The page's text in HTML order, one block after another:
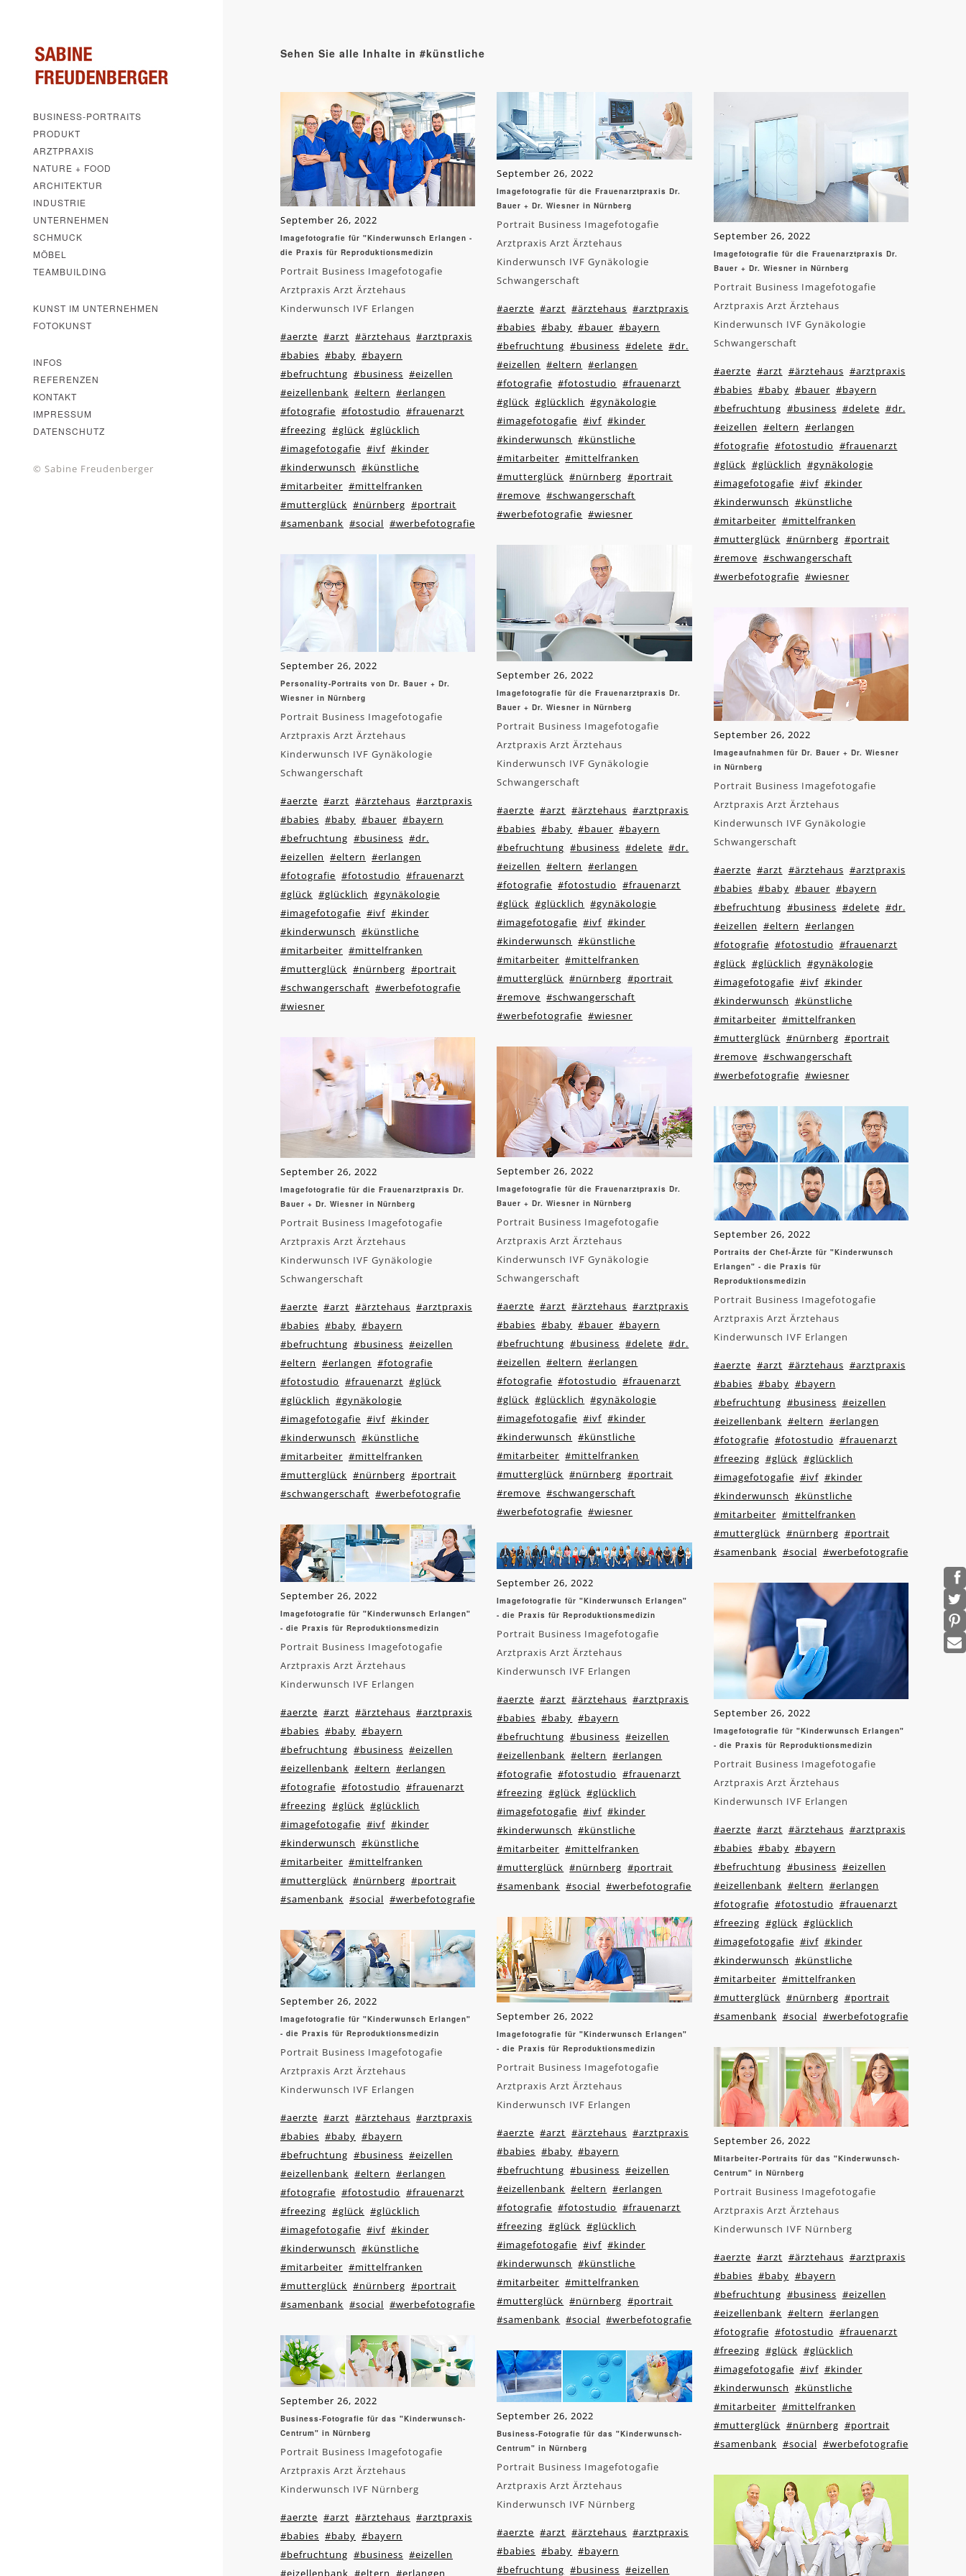
BUSINESS-PORTRAITS
PRODUKT
ARZTPRAXIS
NATURE + FOOD
ARCHITEKTUR
INDUSTRIE
UNTERNEHMEN
SCHMUCK
MÖBEL
TEAMBUILDING
KUNST IM UNTERNEHMEN
FOTOKUNST
INFOS
REFERENZEN
KONTAKT
IMPRESSUM
DATENSCHUTZ
© Sabine Freudenberger
Sehen Sie alle Inhalte in #künstliche
September 26, 2022
Imagefotografie für "Kinderwunsch Erlangen -
die Praxis für Reproduktionsmedizin
Portrait Business Imagefotogafie
Arztpraxis Arzt Ärztehaus
Kinderwunsch IVF Erlangen
#aerzte #arzt #ärztehaus #arztpraxis
#babies #baby #bayern
#befruchtung #business #eizellen
#eizellenbank #eltern #erlangen
#fotografie #fotostudio #frauenarzt
#freezing #glück #glücklich
#imagefotogafie #ivf #kinder
#kinderwunsch #künstliche
#mitarbeiter #mittelfranken
#mutterglück #nürnberg #portrait
#samenbank #social #werbefotografie
September 26, 2022
Personality-Portraits von Dr. Bauer + Dr.
Wiesner in Nürnberg
Portrait Business Imagefotogafie
Arztpraxis Arzt Ärztehaus
Kinderwunsch IVF Gynäkologie
Schwangerschaft
#aerzte #arzt #ärztehaus #arztpraxis
#babies #baby #bauer #bayern
#befruchtung #business #dr.
#eizellen #eltern #erlangen
#fotografie #fotostudio #frauenarzt
#glück #glücklich #gynäkologie
#imagefotogafie #ivf #kinder
#kinderwunsch #künstliche
#mitarbeiter #mittelfranken
#mutterglück #nürnberg #portrait
#schwangerschaft #werbefotografie
#wiesner
September 26, 2022
Imagefotografie für die Frauenarztpraxis Dr.
Bauer + Dr. Wiesner in Nürnberg
Portrait Business Imagefotogafie
Arztpraxis Arzt Ärztehaus
Kinderwunsch IVF Gynäkologie
Schwangerschaft
#aerzte #arzt #ärztehaus #arztpraxis
#babies #baby #bayern
#befruchtung #business #eizellen
#eltern #erlangen #fotografie
#fotostudio #frauenarzt #glück
#glücklich #gynäkologie
#imagefotogafie #ivf #kinder
#kinderwunsch #künstliche
#mitarbeiter #mittelfranken
#mutterglück #nürnberg #portrait
#schwangerschaft #werbefotografie
September 26, 2022
Imagefotografie für "Kinderwunsch Erlangen"
- die Praxis für Reproduktionsmedizin
Portrait Business Imagefotogafie
Arztpraxis Arzt Ärztehaus
Kinderwunsch IVF Erlangen
#aerzte #arzt #ärztehaus #arztpraxis
#babies #baby #bayern
#befruchtung #business #eizellen
#eizellenbank #eltern #erlangen
#fotografie #fotostudio #frauenarzt
#freezing #glück #glücklich
#imagefotogafie #ivf #kinder
#kinderwunsch #künstliche
#mitarbeiter #mittelfranken
#mutterglück #nürnberg #portrait
#samenbank #social #werbefotografie
September 26, 2022
Imagefotografie für "Kinderwunsch Erlangen"
- die Praxis für Reproduktionsmedizin
Portrait Business Imagefotogafie
Arztpraxis Arzt Ärztehaus
Kinderwunsch IVF Erlangen
#aerzte #arzt #ärztehaus #arztpraxis
#babies #baby #bayern
#befruchtung #business #eizellen
#eizellenbank #eltern #erlangen
#fotografie #fotostudio #frauenarzt
#freezing #glück #glücklich
#imagefotogafie #ivf #kinder
#kinderwunsch #künstliche
#mitarbeiter #mittelfranken
#mutterglück #nürnberg #portrait
#samenbank #social #werbefotografie
September 26, 2022
Business-Fotografie für das "Kinderwunsch-
Centrum" in Nürnberg
Portrait Business Imagefotogafie
Arztpraxis Arzt Ärztehaus
Kinderwunsch IVF Nürnberg
#aerzte #arzt #ärztehaus #arztpraxis
#babies #baby #bayern
#befruchtung #business #eizellen
#eizellenbank #eltern #erlangen
September 26, 2022
Imagefotografie für die Frauenarztpraxis Dr.
Bauer + Dr. Wiesner in Nürnberg
Portrait Business Imagefotogafie
Arztpraxis Arzt Ärztehaus
Kinderwunsch IVF Gynäkologie
Schwangerschaft
#aerzte #arzt #ärztehaus #arztpraxis
#babies #baby #bauer #bayern
#befruchtung #business #delete #dr.
#eizellen #eltern #erlangen
#fotografie #fotostudio #frauenarzt
#glück #glücklich #gynäkologie
#imagefotogafie #ivf #kinder
#kinderwunsch #künstliche
#mitarbeiter #mittelfranken
#mutterglück #nürnberg #portrait
#remove #schwangerschaft
#werbefotografie #wiesner
September 26, 2022
Imagefotografie für die Frauenarztpraxis Dr.
Bauer + Dr. Wiesner in Nürnberg
Portrait Business Imagefotogafie
Arztpraxis Arzt Ärztehaus
Kinderwunsch IVF Gynäkologie
Schwangerschaft
#aerzte #arzt #ärztehaus #arztpraxis
#babies #baby #bauer #bayern
#befruchtung #business #delete #dr.
#eizellen #eltern #erlangen
#fotografie #fotostudio #frauenarzt
#glück #glücklich #gynäkologie
#imagefotogafie #ivf #kinder
#kinderwunsch #künstliche
#mitarbeiter #mittelfranken
#mutterglück #nürnberg #portrait
#remove #schwangerschaft
#werbefotografie #wiesner
September 26, 2022
Imagefotografie für die Frauenarztpraxis Dr.
Bauer + Dr. Wiesner in Nürnberg
Portrait Business Imagefotogafie
Arztpraxis Arzt Ärztehaus
Kinderwunsch IVF Gynäkologie
Schwangerschaft
#aerzte #arzt #ärztehaus #arztpraxis
#babies #baby #bauer #bayern
#befruchtung #business #delete #dr.
#eizellen #eltern #erlangen
#fotografie #fotostudio #frauenarzt
#glück #glücklich #gynäkologie
#imagefotogafie #ivf #kinder
#kinderwunsch #künstliche
#mitarbeiter #mittelfranken
#mutterglück #nürnberg #portrait
#remove #schwangerschaft
#werbefotografie #wiesner
September 26, 2022
Imagefotografie für "Kinderwunsch Erlangen"
- die Praxis für Reproduktionsmedizin
Portrait Business Imagefotogafie
Arztpraxis Arzt Ärztehaus
Kinderwunsch IVF Erlangen
#aerzte #arzt #ärztehaus #arztpraxis
#babies #baby #bayern
#befruchtung #business #eizellen
#eizellenbank #eltern #erlangen
#fotografie #fotostudio #frauenarzt
#freezing #glück #glücklich
#imagefotogafie #ivf #kinder
#kinderwunsch #künstliche
#mitarbeiter #mittelfranken
#mutterglück #nürnberg #portrait
#samenbank #social #werbefotografie
September 26, 2022
Imagefotografie für "Kinderwunsch Erlangen"
- die Praxis für Reproduktionsmedizin
Portrait Business Imagefotogafie
Arztpraxis Arzt Ärztehaus
Kinderwunsch IVF Erlangen
#aerzte #arzt #ärztehaus #arztpraxis
#babies #baby #bayern
#befruchtung #business #eizellen
#eizellenbank #eltern #erlangen
#fotografie #fotostudio #frauenarzt
#freezing #glück #glücklich
#imagefotogafie #ivf #kinder
#kinderwunsch #künstliche
#mitarbeiter #mittelfranken
#mutterglück #nürnberg #portrait
#samenbank #social #werbefotografie
September 26, 2022
Business-Fotografie für das "Kinderwunsch-
Centrum" in Nürnberg
Portrait Business Imagefotogafie
Arztpraxis Arzt Ärztehaus
Kinderwunsch IVF Nürnberg
#aerzte #arzt #ärztehaus #arztpraxis
#babies #baby #bayern
#befruchtung #business #eizellen
September 26, 2022
Imagefotografie für die Frauenarztpraxis Dr.
Bauer + Dr. Wiesner in Nürnberg
Portrait Business Imagefotogafie
Arztpraxis Arzt Ärztehaus
Kinderwunsch IVF Gynäkologie
Schwangerschaft
#aerzte #arzt #ärztehaus #arztpraxis
#babies #baby #bauer #bayern
#befruchtung #business #delete #dr.
#eizellen #eltern #erlangen
#fotografie #fotostudio #frauenarzt
#glück #glücklich #gynäkologie
#imagefotogafie #ivf #kinder
#kinderwunsch #künstliche
#mitarbeiter #mittelfranken
#mutterglück #nürnberg #portrait
#remove #schwangerschaft
#werbefotografie #wiesner
September 26, 2022
Imageaufnahmen für Dr. Bauer + Dr. Wiesner
in Nürnberg
Portrait Business Imagefotogafie
Arztpraxis Arzt Ärztehaus
Kinderwunsch IVF Gynäkologie
Schwangerschaft
#aerzte #arzt #ärztehaus #arztpraxis
#babies #baby #bauer #bayern
#befruchtung #business #delete #dr.
#eizellen #eltern #erlangen
#fotografie #fotostudio #frauenarzt
#glück #glücklich #gynäkologie
#imagefotogafie #ivf #kinder
#kinderwunsch #künstliche
#mitarbeiter #mittelfranken
#mutterglück #nürnberg #portrait
#remove #schwangerschaft
#werbefotografie #wiesner
September 26, 2022
Portraits der Chef-Ärzte für "Kinderwunsch
Erlangen" - die Praxis für
Reproduktionsmedizin
Portrait Business Imagefotogafie
Arztpraxis Arzt Ärztehaus
Kinderwunsch IVF Erlangen
#aerzte #arzt #ärztehaus #arztpraxis
#babies #baby #bayern
#befruchtung #business #eizellen
#eizellenbank #eltern #erlangen
#fotografie #fotostudio #frauenarzt
#freezing #glück #glücklich
#imagefotogafie #ivf #kinder
#kinderwunsch #künstliche
#mitarbeiter #mittelfranken
#mutterglück #nürnberg #portrait
#samenbank #social #werbefotografie
September 26, 2022
Imagefotografie für "Kinderwunsch Erlangen"
- die Praxis für Reproduktionsmedizin
Portrait Business Imagefotogafie
Arztpraxis Arzt Ärztehaus
Kinderwunsch IVF Erlangen
#aerzte #arzt #ärztehaus #arztpraxis
#babies #baby #bayern
#befruchtung #business #eizellen
#eizellenbank #eltern #erlangen
#fotografie #fotostudio #frauenarzt
#freezing #glück #glücklich
#imagefotogafie #ivf #kinder
#kinderwunsch #künstliche
#mitarbeiter #mittelfranken
#mutterglück #nürnberg #portrait
#samenbank #social #werbefotografie
September 26, 2022
Mitarbeiter-Portraits für das "Kinderwunsch-
Centrum" in Nürnberg
Portrait Business Imagefotogafie
Arztpraxis Arzt Ärztehaus
Kinderwunsch IVF Nürnberg
#aerzte #arzt #ärztehaus #arztpraxis
#babies #baby #bayern
#befruchtung #business #eizellen
#eizellenbank #eltern #erlangen
#fotografie #fotostudio #frauenarzt
#freezing #glück #glücklich
#imagefotogafie #ivf #kinder
#kinderwunsch #künstliche
#mitarbeiter #mittelfranken
#mutterglück #nürnberg #portrait
#samenbank #social #werbefotografie